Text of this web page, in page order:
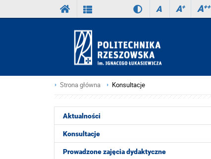
A A+ A++
Strona główna Konsultacje
Aktualności
Konsultacje
Prowadzone zajęcia dydaktyczne